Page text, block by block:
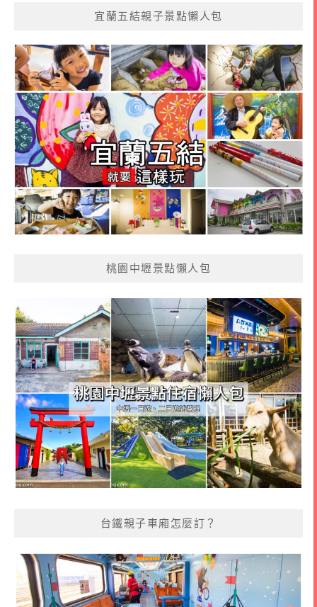
宜蘭五結親子景點懶人包
桃園中壢景點懶人包
台鐵親子車廂怎麼訂？